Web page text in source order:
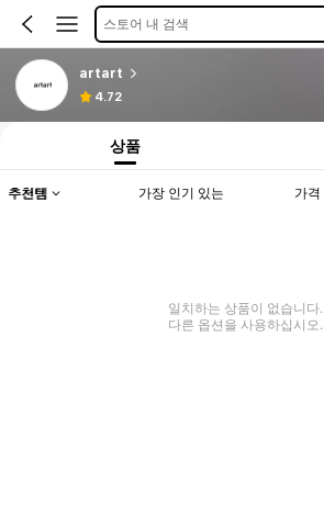
스토어 내 검색
artart
4.72
상품
추천템 가장 인기 있는 가격
일치하는 상품이 없습니다.
다른 옵션을 사용하십시오.